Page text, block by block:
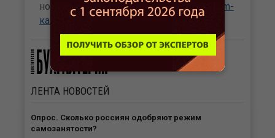
новостям сайта Бухгалтерия.ru в Telegram-
канале
канале Max
ЛЕНТА НОВОСТЕЙ
Опрос. Сколько россиян одобряют режим
самозанятости?